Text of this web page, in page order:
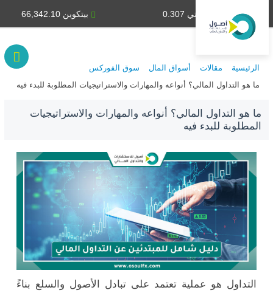
بيتكوين 66,342.10 دينار كويتي 0.307
الرئيسية مقالات أسواق المال سوق الفوركس
ما هو التداول المالي؟ أنواعه والمهارات والاستراتيجيات المطلوبة للبدء فيه
ما هو التداول المالي؟ أنواعه والمهارات والاستراتيجيات
المطلوبة للبدء فيه
التداول هو عملية تعتمد على تبادل الأصول والسلع بناءً